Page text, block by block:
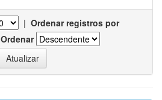
| Ordenar registros por
Ordenar